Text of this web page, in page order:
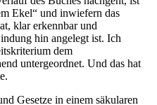
Ekel“ und inwiefern das
klar erkennbar und
hin angelegt ist. Ich
dem
untergeordnet. Und das hat
Gesetze in einem säkularen